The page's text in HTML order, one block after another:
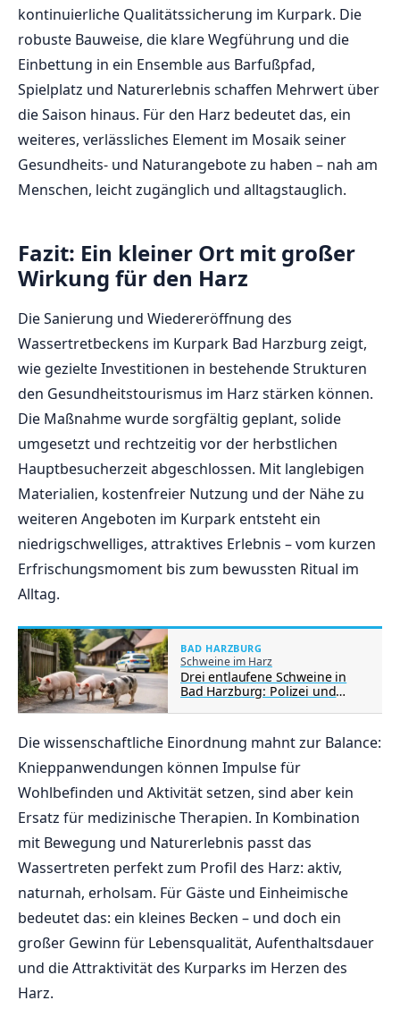
kontinuierliche Qualitätssicherung im Kurpark. Die
robuste Bauweise, die klare Wegführung und die
Einbettung in ein Ensemble aus Barfußpfad,
Spielplatz und Naturerlebnis schaffen Mehrwert über
die Saison hinaus. Für den Harz bedeutet das, ein
weiteres, verlässliches Element im Mosaik seiner
Gesundheits- und Naturangebote zu haben – nah am
Menschen, leicht zugänglich und alltagstauglich.
Fazit: Ein kleiner Ort mit großer
Wirkung für den Harz
Die Sanierung und Wiedereröffnung des
Wassertretbeckens im Kurpark Bad Harzburg zeigt,
wie gezielte Investitionen in bestehende Strukturen
den Gesundheitstourismus im Harz stärken können.
Die Maßnahme wurde sorgfältig geplant, solide
umgesetzt und rechtzeitig vor der herbstlichen
Hauptbesucherzeit abgeschlossen. Mit langlebigen
Materialien, kostenfreier Nutzung und der Nähe zu
weiteren Angeboten im Kurpark entsteht ein
niedrigschwelliges, attraktives Erlebnis – vom kurzen
Erfrischungsmoment bis zum bewussten Ritual im
Alltag.
BAD HARZBURG
Schweine im Harz
Drei entlaufene Schweine in
Bad Harzburg: Polizei und
Die wissenschaftliche Einordnung mahnt zur Balance:
Knieppanwendungen können Impulse für
Wohlbefinden und Aktivität setzen, sind aber kein
Ersatz für medizinische Therapien. In Kombination
mit Bewegung und Naturerlebnis passt das
Wassertreten perfekt zum Profil des Harz: aktiv,
naturnah, erholsam. Für Gäste und Einheimische
bedeutet das: ein kleines Becken – und doch ein
großer Gewinn für Lebensqualität, Aufenthaltsdauer
und die Attraktivität des Kurparks im Herzen des
Harz.